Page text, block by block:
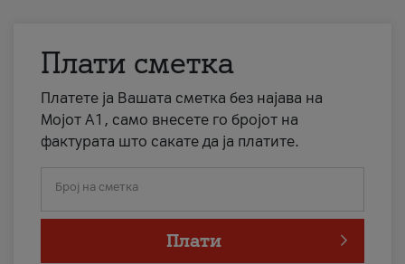
Плати сметка
Платете ја Вашата сметка без најава на
Мојот А1, само внесете го бројот на
фактурата што сакате да ја платите.
Број на сметка
Плати